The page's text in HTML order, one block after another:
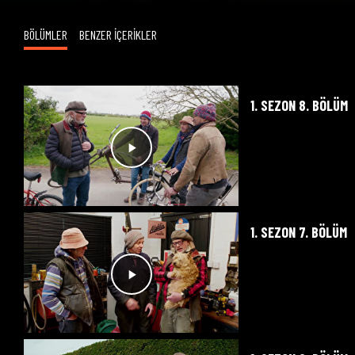
BÖLÜMLER BENZER İÇERİKLER
1. SEZON 8. BÖLÜM
1. SEZON 7. BÖLÜM